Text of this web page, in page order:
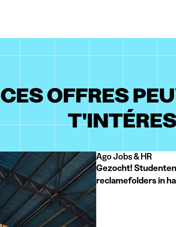
CES OFFRES
Ago Jobs & HR
Gezocht!
reclamefolders in